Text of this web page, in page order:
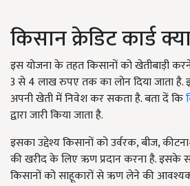
किसान क्रेडिट कार्ड
इस योजना के तहत किसानों को खेतीबाड़ी
3 से 4 लाख रुपए तक का लोन दिया जाता है.
अपनी खेती में निवेश कर सकता है. बता दें कि
द्वारा जारी किया जाता है.
इसका उद्देश्य किसानों को उर्वरक, बीज,
की खरीद के लिए ऋण प्रदान करना है. इसके
किसानों को साहूकारों से ऋण लेने की